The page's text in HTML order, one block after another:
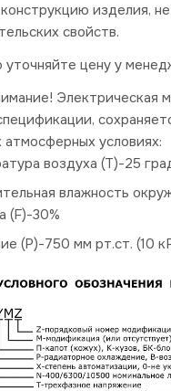
изделия,
свойств.
уточняйте цену у
Электрическая
атмосферных условиях:
воздуха (Т)-25
влажность
(F)-30%
(P)-750 мм рт.ст. (10